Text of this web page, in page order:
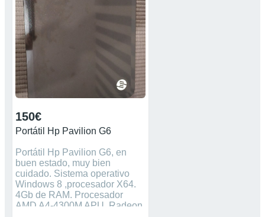
150€
Portátil Hp Pavilion G6
Portátil Hp Pavilion G6, en
buen estado, muy bien
cuidado. Sistema operativo
Windows 8 ,procesador X64.
4Gb de RAM. Procesador
AMD A4-4300M APU, Radeon